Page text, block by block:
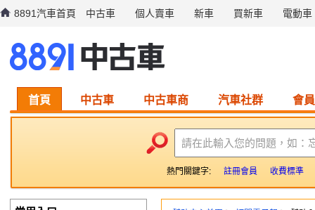
8891汽車首頁 中古車 個人賣車 新車 買新車 電動車
首頁 中古車 中古車商 汽車社群 會
請在此輸入您的問題，如：
熱門關鍵字: 註冊會員 收費標準